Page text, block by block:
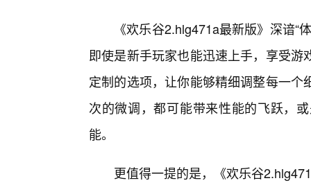
《欢乐谷2.hlg471a最新版》深谙
即使是新手玩家也能迅速上手，享受
定制的选项，让你能够精细调整每一
次的微调，都可能带来性能的飞跃，
能。
更值得一提的是，《欢乐谷